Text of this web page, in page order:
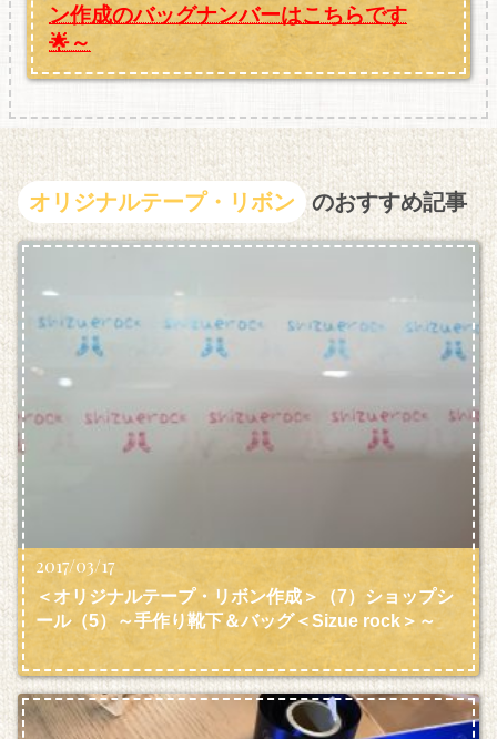
ン作成のバッグナンバーはこちらです
🌟～
オリジナルテープ・リボン のおすすめ記事
2017/03/17
＜オリジナルテープ・リボン作成＞（7）ショップシ
ール（5）～手作り靴下＆バッグ＜Sizue rock＞～